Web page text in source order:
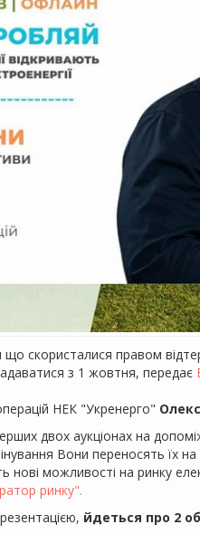
скористалися правом
з 1 жовтня, передає
НЕК "Укренерго"
двох аукціонах на
Вони переносять їх
нові можливості на ринку
ринку".
йдеться про 2